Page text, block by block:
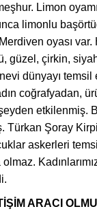
Limon
limonlu
oyası var.
güzel, çirkin,
dünyayı temsil
coğrafyadan,
etkilenmiş.
Türkan Şoray
askerleri
ARACI